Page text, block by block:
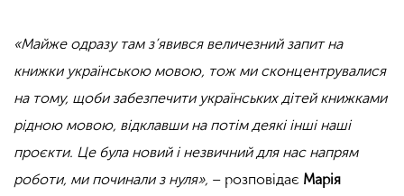
«Майже одразу там з’явився величезний запит на
книжки українською мовою, тож ми сконцентрувалися
на тому, щоби забезпечити українських дітей книжками
рідною мовою, відклавши на потім деякі інші наші
проєкти. Це була новий і незвичний для нас напрям
роботи, ми починали з нуля», – розповідає Марія